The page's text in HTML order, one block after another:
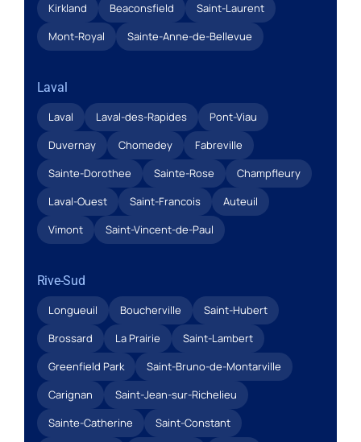
Kirkland
Beaconsfield
Saint-Laurent
Mont-Royal
Sainte-Anne-de-Bellevue
Laval
Laval Laval-des-Rapides
Pont-Viau
Duvernay
Chomedey
Fabreville
Sainte-Dorothee
Sainte-Rose
Champfleury
Laval-Ouest
Saint-Francois
Auteuil
Vimont
Saint-Vincent-de-Paul
Rive-Sud
Longueuil Boucherville
Saint-Hubert
Brossard
La Prairie
Saint-Lambert
Greenfield Park
Saint-Bruno-de-Montarville
Carignan
Saint-Jean-sur-Richelieu
Sainte-Catherine
Saint-Constant